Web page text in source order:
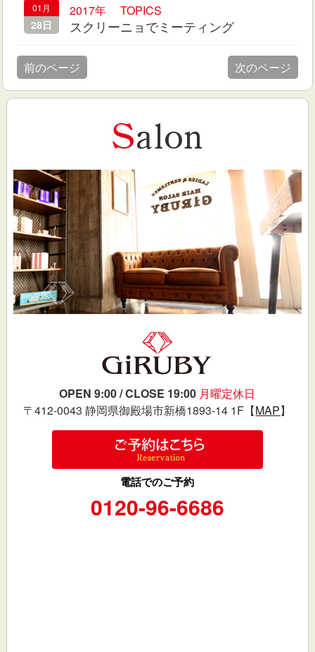
01月
28日
2017年 TOPICS
スクリーニョでミーティング
前のページ 次のページ
OPEN 9:00 / CLOSE 19:00 月曜定休日
〒412-0043 静岡県御殿場市新橋1893-14 1F【MAP】
電話でのご予約
0120-96-6686